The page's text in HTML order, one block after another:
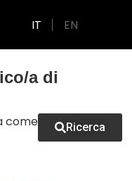
IT EN
a di
come
Ricerca